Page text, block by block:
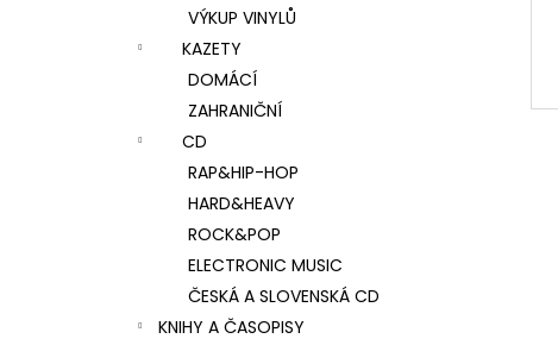
VÝKUP VINYLŮ
KAZETY
DOMÁCÍ
ZAHRANIČNÍ
CD
RAP&HIP-HOP
HARD&HEAVY
ROCK&POP
ELECTRONIC MUSIC
ČESKÁ A SLOVENSKÁ CD
KNIHY A ČASOPISY